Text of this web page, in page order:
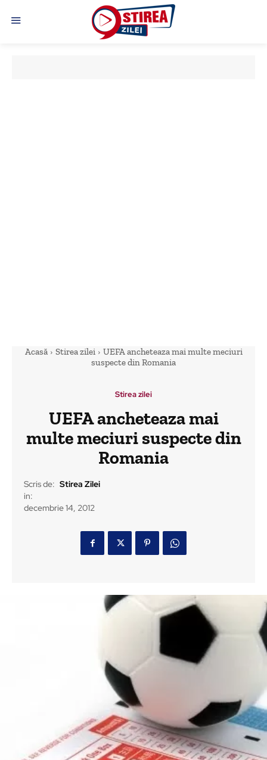
Acasă Stirea zilei
UEFA ancheteaza mai multe meciuri
suspecte din Romania
Stirea zilei
UEFA ancheteaza mai
multe meciuri suspecte din
Romania
Scris de: Stirea Zilei
in:
decembrie 14, 2012